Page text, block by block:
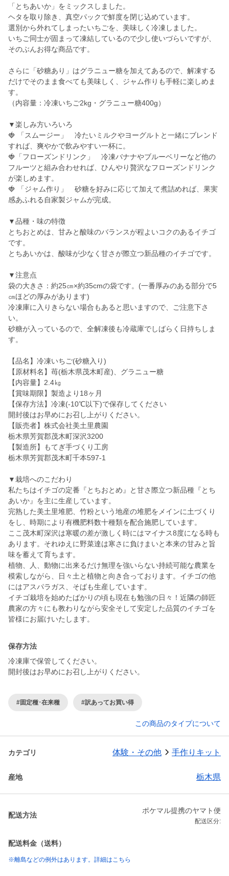
「とちあいか」をミックスしました。
ヘタを取り除き、真空パックで鮮度を閉じ込めています。
選別から外れてしまったいちごを、美味しく冷凍しました。
いちご同士が固まって凍結しているので少し使いづらいですが、
そのぶんお得な商品です。
さらに「砂糖あり」はグラニュー糖を加えてあるので、解凍する
だけでそのまま食べても美味しく、ジャム作りも手軽に楽しめま
す。
（内容量：冷凍いちご2kg・グラニュー糖400g）
▼楽しみ方いろいろ
🍓 「スムージー」 冷たいミルクやヨーグルトと一緒にブレンド
すれば、爽やかで飲みやすい一杯に。
🍓「フローズンドリンク」 冷凍バナナやブルーベリーなど他の
フルーツと組み合わせれば、ひんやり贅沢なフローズンドリンク
が楽しめます。
🍓 「ジャム作り」 砂糖を好みに応じて加えて煮詰めれば、果実
感あふれる自家製ジャムが完成。
▼品種・味の特徴
とちおとめは、甘みと酸味のバランスが程よいコクのあるイチゴ
です。
とちあいかは、酸味が少なく甘さが際立つ新品種のイチゴです。
▼注意点
袋の大きさ：約25㎝×約35cmの袋です。(一番厚みのある部分で5
㎝ほどの厚みがあります)
冷凍庫に入りきらない場合もあると思いますので、ご注意下さ
い。
砂糖が入っているので、全解凍後も冷蔵庫でしばらく日持ちしま
す。
【品名】冷凍いちご(砂糖入り)
【原材料名】苺(栃木県茂木町産)、グラニュー糖
【内容量】2.4㎏
【賞味期限】製造より18ヶ月
【保存方法】冷凍(-10℃以下)で保存してください
開封後はお早めにお召し上がりください。
【販売者】株式会社美土里農園
栃木県芳賀郡茂木町深沢3200
【製造所】もてぎ手づくり工房
栃木県芳賀郡茂木町千本597-1
▼栽培へのこだわり
私たちはイチゴの定番『とちおとめ』と甘さ際立つ新品種『とち
あいか』を主に生産しています。
完熟した美土里堆肥、竹粉という地産の堆肥をメインに土づくり
をし、時期により有機肥料数十種類を配合施肥しています。
ここ茂木町深沢は寒暖の差が激しく時にはマイナス8度になる時も
あります。それゆえに野菜達は寒さに負けまいと本来の甘みと旨
味を蓄えて育ちます。
植物、人、動物に出来るだけ無理を強いらない持続可能な農業を
模索しながら、日々土と植物と向き合っております。イチゴの他
にはアスパラガス、そばも生産しています。
イチゴ栽培を始めたばかりの頃も現在も勉強の日々！近隣の師匠
農家の方々にも教わりながら安全そして安定した品質のイチゴを
皆様にお届けいたします。
保存方法
冷凍庫で保管してください。
開封後はお早めにお召し上がりください。
#固定種･在来種 #訳あってお買い得
この商品のタイプについて
カテゴリ 体験・その他 手作りキット
産地 栃木県
配送方法
ポケマル提携のヤマト便
配送区分:
配送料金（送料）
※離島などの例外はあります。詳細はこちら